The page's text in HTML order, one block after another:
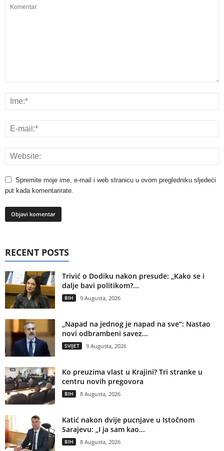
Spremite moje ime, e-mail i web stranicu u ovom pregledniku sljedeći
put kada komentarirate.
RECENT POSTS
Trivić o Dodiku nakon presude: „Kako se i
dalje bavi politikom?...
BIH 9 Augusta, 2026
„Napad na jednog je napad na sve“: Nastao
novi odbrambeni savez...
SVIJET 9 Augusta, 2026
Ko preuzima vlast u Krajini? Tri stranke u
centru novih pregovora
BIH 8 Augusta, 2026
Katić nakon dvije pucnjave u Istočnom
Sarajevu: „I ja sam kao...
BIH 8 Augusta, 2026